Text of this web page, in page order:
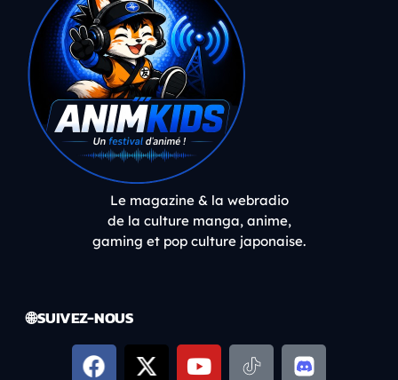
Le magazine & la webradio
de la culture manga, anime,
gaming et pop culture japonaise.
🌐 SUIVEZ-NOUS